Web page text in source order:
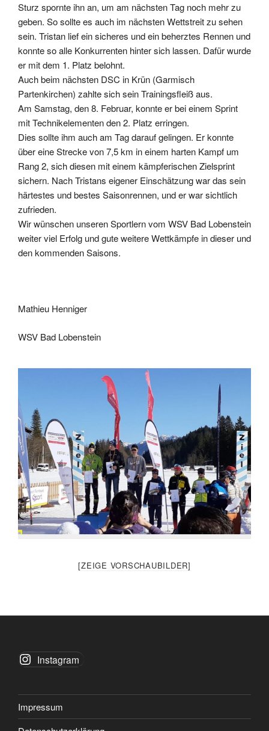
Sturz spornte ihn an, um am nächsten Tag noch mehr zu
geben. So sollte es auch im nächsten Wettstreit zu sehen
sein. Tristan lief ein sicheres und ein beherztes Rennen und
konnte so alle Konkurrenten hinter sich lassen. Dafür wurde
er mit dem 1. Platz belohnt.
Auch beim nächsten DSC in Krün (Garmisch
Partenkirchen) zahlte sich sein Trainingsfleiß aus.
Am Samstag, den 8. Februar, konnte er bei einem Sprint
mit Technikelementen den 2. Platz erringen.
Dies sollte ihm auch am Tag darauf gelingen. Er konnte
über eine Strecke von 7,5 km in einem harten Kampf um
Rang 2, sich diesen mit einem kämpferischen Zielsprint
sichern. Nach Tristans eigener Einschätzung war das sein
härtestes und bestes Saisonrennen, und er war sichtlich
zufrieden.
Wir wünschen unseren Sportlern vom WSV Bad Lobenstein
weiter viel Erfolg und gute weitere Wettkämpfe in dieser und
den kommenden Saisons.
Mathieu Henniger
WSV Bad Lobenstein
[ZEIGE VORSCHAUBILDER]
Instagram
Impressum